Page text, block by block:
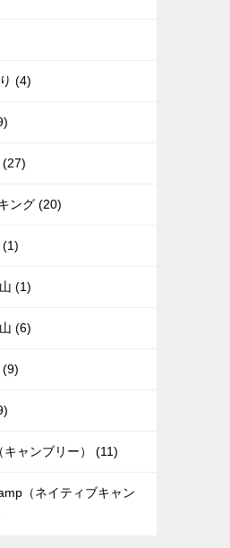
(4)
(27)
ング (20)
(1)
(1)
(6)
(9)
キャンブリー） (11)
（ネイティブキャン